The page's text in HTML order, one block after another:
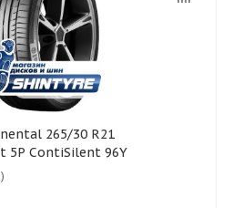
5P ContiSilent 96Y